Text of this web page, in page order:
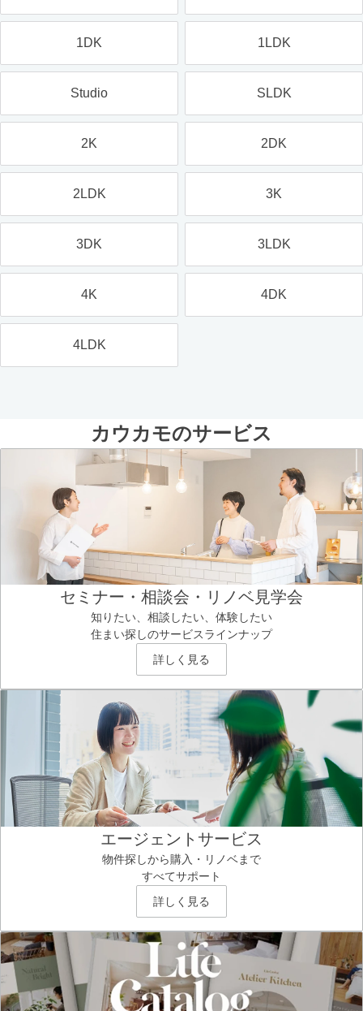
1DK 1LDK
Studio SLDK
2K 2DK
2LDK 3K
3DK 3LDK
4K 4DK
4LDK
カウカモのサービス
セミナー・相談会・リノベ見学会
知りたい、相談したい、体験したい
住まい探しのサービスラインナップ
詳しく見る
エージェントサービス
物件探しから購入・リノベまで
すべてサポート
詳しく見る